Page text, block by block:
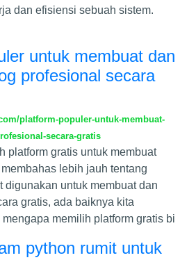
dan efisiensi sebuah sistem.
untuk membuat dan
profesional secara
platform-populer-untuk-membuat-
secara-gratis
platform gratis untuk membuat
lebih jauh tentang
digunakan untuk membuat dan
gratis, ada baiknya kita
memilih platform gratis bi
python rumit untuk